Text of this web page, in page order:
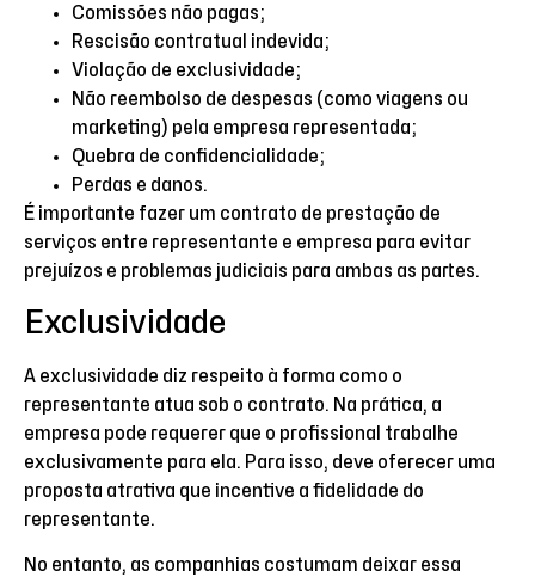
Comissões não pagas;
Rescisão contratual indevida;
Violação de exclusividade;
Não reembolso de despesas (como viagens ou
marketing) pela empresa representada;
Quebra de confidencialidade;
Perdas e danos.
É importante fazer um contrato de prestação de
serviços entre representante e empresa para evitar
prejuízos e problemas judiciais para ambas as partes.
Exclusividade
A exclusividade diz respeito à forma como o
representante atua sob o contrato. Na prática, a
empresa pode requerer que o profissional trabalhe
exclusivamente para ela. Para isso, deve oferecer uma
proposta atrativa que incentive a fidelidade do
representante.
No entanto, as companhias costumam deixar essa